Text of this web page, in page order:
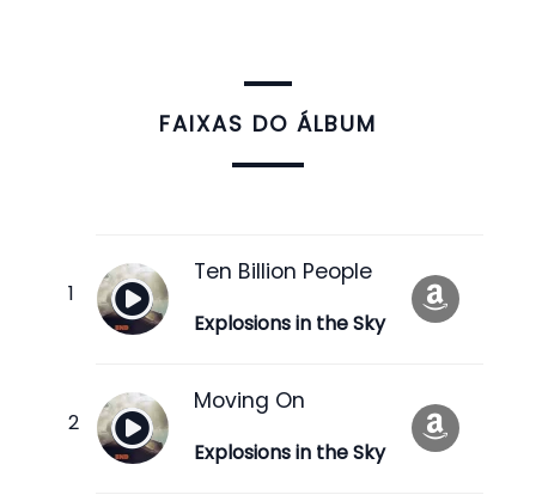
FAIXAS DO ÁLBUM
Ten Billion People
Explosions in the Sky
Moving On
Explosions in the Sky